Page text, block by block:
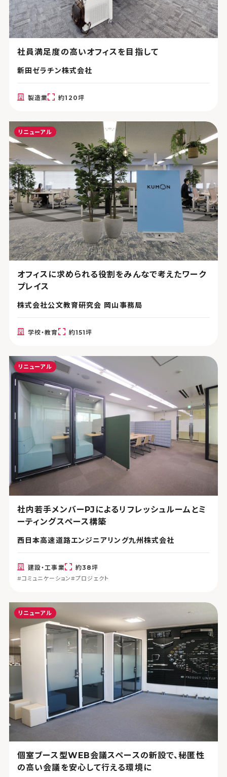
社員満足度の高いオフィスを目指して
新田ゼラチン株式会社
製造業 約120坪
リニューアル
オフィスに求められる役割をみんなで考えたワーク
プレイス
株式会社公文教育研究会 岡山事務局
学校・教育 約151坪
リニューアル
社内若手メンバーPJによるリフレッシュルームとミ
ーティングスペース構築
西日本高速道路エンジニアリング九州株式会社
建設・工事業 約38坪
#コミュニケーション#プロジェクト
リニューアル
個室ブース型WEB会議スペースの新設で、秘匿性
の高い会議を安心して行える環境に